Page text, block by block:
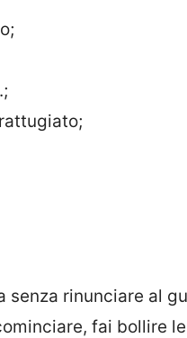
senza rinunciare al
fai bollire le